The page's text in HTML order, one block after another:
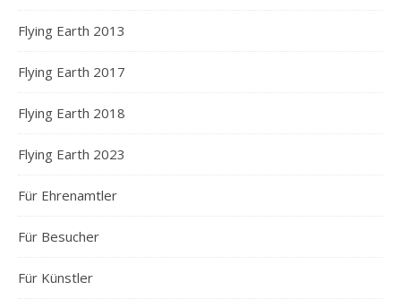
Flying Earth 2013
Flying Earth 2017
Flying Earth 2018
Flying Earth 2023
Für Ehrenamtler
Für Besucher
Für Künstler